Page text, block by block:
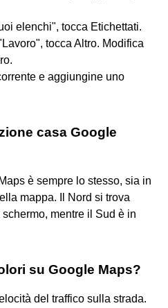
elenchi", tocca Etichettati.
tocca Altro. Modifica
e aggiungine uno
casa Google
è sempre lo stesso, sia in
mappa. Il Nord si trova
mentre il Sud è in
su Google Maps?
del traffico sulla strada.